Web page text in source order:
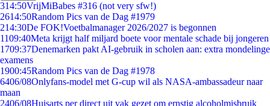
314:50VrijMiBabes #316 (not very sfw!)
2614:50Random Pics van de Dag #1979
214:30De FOK!Voetbalmanager 2026/2027 is begonnen
1109:40Meta krijgt half miljard boete voor mentale schade bij jongeren
1709:37Denemarken pakt AI-gebruik in scholen aan: extra mondelinge
examens
1900:45Random Pics van de Dag #1978
6406/08Onlyfans-model met G-cup wil als NASA-ambassadeur naar
maan
2406/08Huisarts per direct uit vak gezet om ernstig alcoholmisbruik